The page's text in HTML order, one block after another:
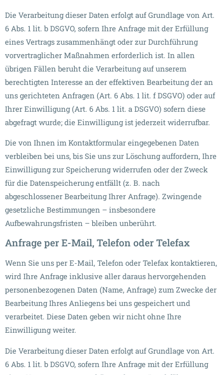
Die Verarbeitung dieser Daten erfolgt auf Grundlage von Art.
6 Abs. 1 lit. b DSGVO, sofern Ihre Anfrage mit der Erfüllung
eines Vertrags zusammenhängt oder zur Durchführung
vorvertraglicher Maßnahmen erforderlich ist. In allen
übrigen Fällen beruht die Verarbeitung auf unserem
berechtigten Interesse an der effektiven Bearbeitung der an
uns gerichteten Anfragen (Art. 6 Abs. 1 lit. f DSGVO) oder auf
Ihrer Einwilligung (Art. 6 Abs. 1 lit. a DSGVO) sofern diese
abgefragt wurde; die Einwilligung ist jederzeit widerrufbar.
Die von Ihnen im Kontaktformular eingegebenen Daten
verbleiben bei uns, bis Sie uns zur Löschung auffordern, Ihre
Einwilligung zur Speicherung widerrufen oder der Zweck
für die Datenspeicherung entfällt (z. B. nach
abgeschlossener Bearbeitung Ihrer Anfrage). Zwingende
gesetzliche Bestimmungen – insbesondere
Aufbewahrungsfristen – bleiben unberührt.
Anfrage per E-Mail, Telefon oder Telefax
Wenn Sie uns per E-Mail, Telefon oder Telefax kontaktieren,
wird Ihre Anfrage inklusive aller daraus hervorgehenden
personenbezogenen Daten (Name, Anfrage) zum Zwecke der
Bearbeitung Ihres Anliegens bei uns gespeichert und
verarbeitet. Diese Daten geben wir nicht ohne Ihre
Einwilligung weiter.
Die Verarbeitung dieser Daten erfolgt auf Grundlage von Art.
6 Abs. 1 lit. b DSGVO, sofern Ihre Anfrage mit der Erfüllung